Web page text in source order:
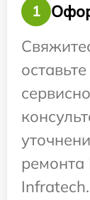
1
ремонта
Infratech.